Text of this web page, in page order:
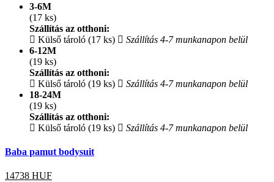
3-6M
(17 ks)
Szállítás az otthoni:
Külső tároló (17 ks)
Szállítás 4-7 munkanapon belül
6-12M
(19 ks)
Szállítás az otthoni:
Külső tároló (19 ks)
Szállítás 4-7 munkanapon belül
18-24M
(19 ks)
Szállítás az otthoni:
Külső tároló (19 ks)
Szállítás 4-7 munkanapon belül
Baba pamut bodysuit
14738 HUF